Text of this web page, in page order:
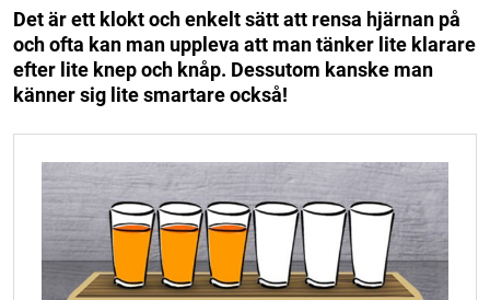
Det är ett klokt och enkelt sätt att rensa hjärnan på
och ofta kan man uppleva att man tänker lite klarare
efter lite knep och knåp. Dessutom kanske man
känner sig lite smartare också!